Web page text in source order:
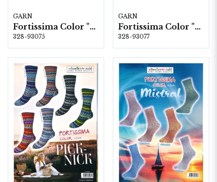
GARN
Fortissima Color "Land-Partie" 4-fach, 6 färger á 1,0 kg.
328-93075
GARN
Fortissima Color "Wander-Weg" 6-fach, 5 färger á 1,5 kg.
328-93077